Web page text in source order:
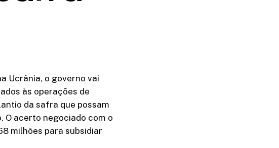
Ucrânia, o governo vai
às operações de
da safra que possam
O acerto negociado com o
milhões para subsidiar